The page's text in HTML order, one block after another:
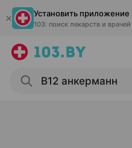
Установить приложение
103: поиск лекарств и врачей